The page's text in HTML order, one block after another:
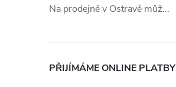
Na prodejně v Ostravě můž...
PŘIJÍMÁME ONLINE PLATBY